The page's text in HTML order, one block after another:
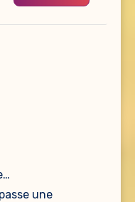
une